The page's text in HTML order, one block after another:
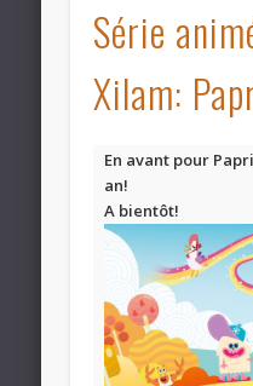
Série
Xilam:
En avant pour
an!
A bientôt!